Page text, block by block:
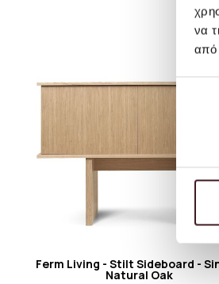
να
από
Επιλογή
Ferm Living - Stilt Sideboard -
Natural Oak